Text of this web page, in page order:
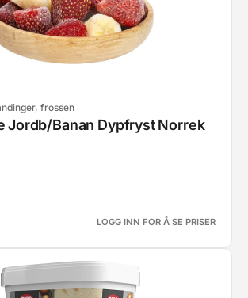
frossen
Jordb/Banan Dypfryst Norrek
LOGG INN FOR Å SE PRISER